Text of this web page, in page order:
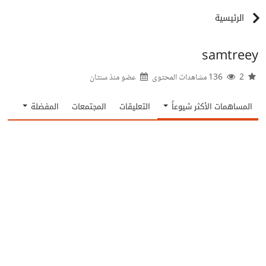
الرئيسية
samtreey
عضو منذسنتان
المساهمات الأكثر شيوعاً التعليقات المجتمعات المفضلة